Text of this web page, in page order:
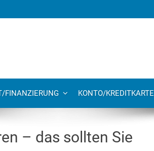
FINANZIERUNG KONTO/KREDITKARTE
– das sollten Sie